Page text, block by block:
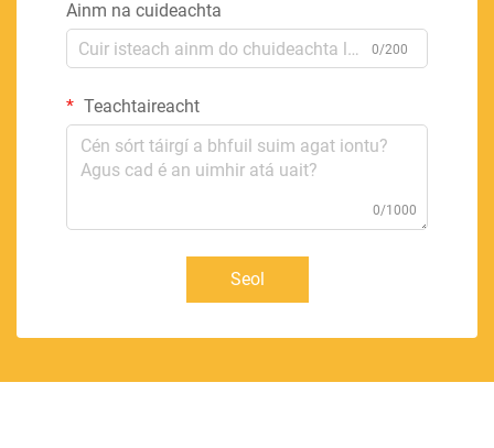
Ainm na cuideachta
0/200
Teachtaireacht
0/1000
Seol